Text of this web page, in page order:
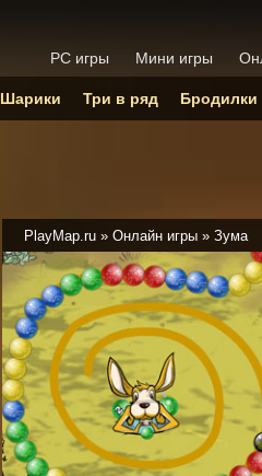
PlayMap.ru » Онлайн игры » Зума
PC игры Мини игры
Шарики Три в ряд Бродилки